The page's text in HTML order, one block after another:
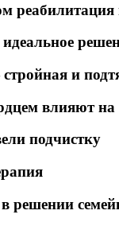
реабилитация
и
влияют
подчистку
в решении